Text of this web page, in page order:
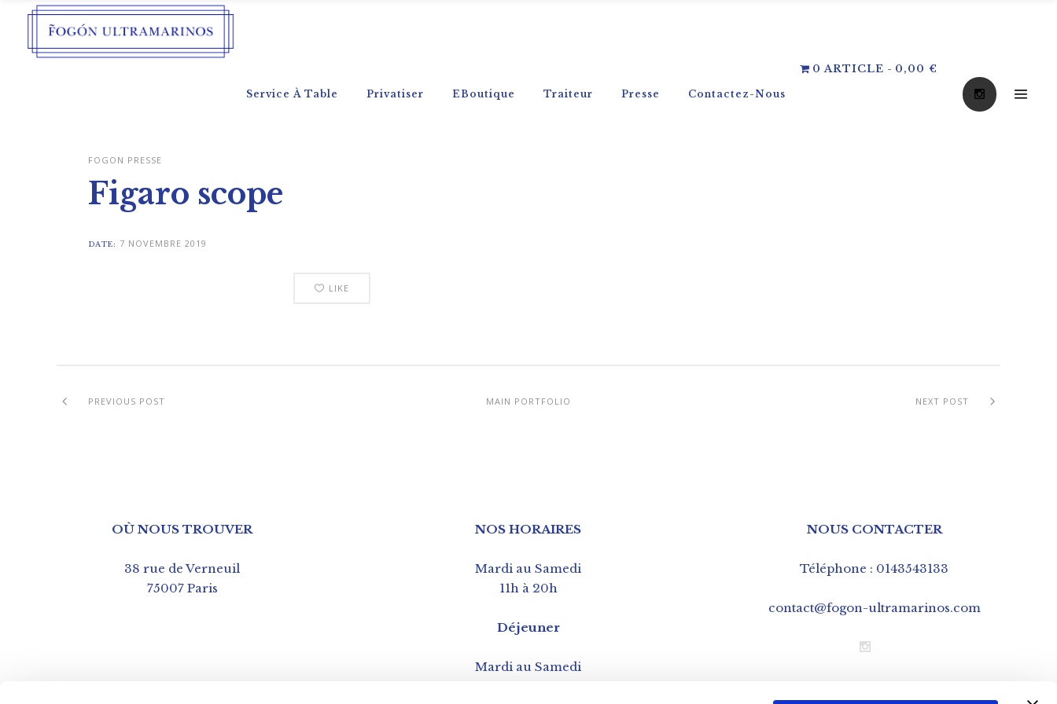
Service À Table Privatiser EBoutique Traiteur Presse Contactez-Nous
0 ARTICLE 0,00 €
FOGON PRESSE
Figaro scope
DATE: 7 NOVEMBRE 2019
LIKE
PREVIOUS POST MAIN PORTFOLIO NEXT POST
OÙ NOUS TROUVER
38 rue de Verneuil
75007 Paris
NOS HORAIRES
Mardi au Samedi
11h à 20h
Déjeuner
Mardi au Samedi
NOUS CONTACTER
Téléphone : 0143543133
contact@fogon-ultramarinos.com